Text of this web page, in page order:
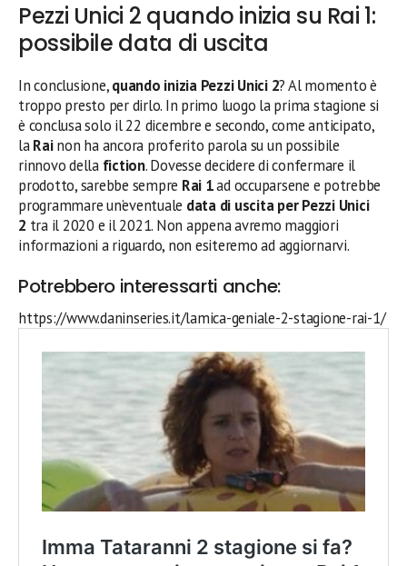
Pezzi Unici 2 quando inizia su Rai 1:
possibile data di uscita
In conclusione,quando inizia Pezzi Unici 2? Al momento è
troppo presto per dirlo. In primo luogo la prima stagione si
è conclusa solo il 22 dicembre e secondo, come anticipato,
laRainon ha ancora proferito parola su un possibile
rinnovo della fiction. Dovesse decidere di confermare il
prodotto, sarebbe sempre Rai 1ad occuparsene e potrebbe
programmare un’eventuale data di uscita per Pezzi Unici
2 tra il 2020 e il 2021. Non appena avremo maggiori
informazioni a riguardo, non esiteremo ad aggiornarvi.
Potrebbero interessarti anche:
https://www.daninseries.it/lamica-geniale-2-stagione-rai-1/